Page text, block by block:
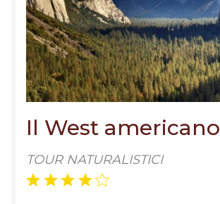
Il West americano
TOUR NATURALISTICI